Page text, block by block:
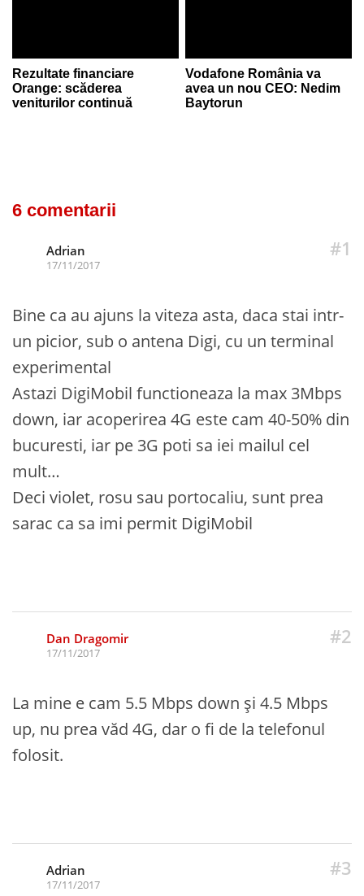
Rezultate financiare
Orange: scăderea
veniturilor continuă
Vodafone România va
avea un nou CEO: Nedim
Baytorun
6 comentarii
#1
Adrian
17/11/2017
Bine ca au ajuns la viteza asta, daca stai intr-
un picior, sub o antena Digi, cu un terminal
experimental
Astazi DigiMobil functioneaza la max 3Mbps
down, iar acoperirea 4G este cam 40-50% din
bucuresti, iar pe 3G poti sa iei mailul cel
mult…
Deci violet, rosu sau portocaliu, sunt prea
sarac ca sa imi permit DigiMobil
#2
Dan Dragomir
17/11/2017
La mine e cam 5.5 Mbps down și 4.5 Mbps
up, nu prea văd 4G, dar o fi de la telefonul
folosit.
#3
Adrian
17/11/2017